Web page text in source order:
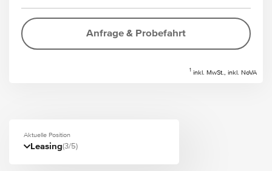
Anfrage & Probefahrt
1 inkl. MwSt., inkl. NoVA
Aktuelle Position
Leasing(3/5)